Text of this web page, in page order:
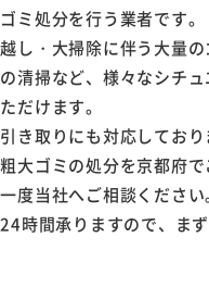
ミ処分を行う業者です。
し・大掃除に伴う大量の
清掃など、様々なシチュ
だけます。
き取りにも対応しており
大ゴミの処分を京都府
度当社へご相談ください
時間承りますので、ま